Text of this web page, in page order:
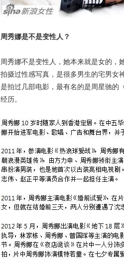
周秀娜是不是变性人？
周秀娜不是变性人，她本来就是女的，
拍摄过性感写真，是很多男生的宅男女
是拍过几部电影，最有名的是周星驰的
经历。